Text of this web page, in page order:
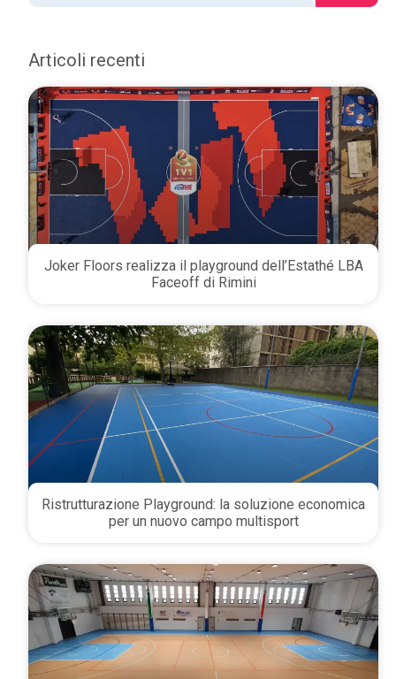
Articoli recenti
Joker Floors realizza il playground dell’Estathé LBA
Faceoff di Rimini
Ristrutturazione Playground: la soluzione economica
per un nuovo campo multisport